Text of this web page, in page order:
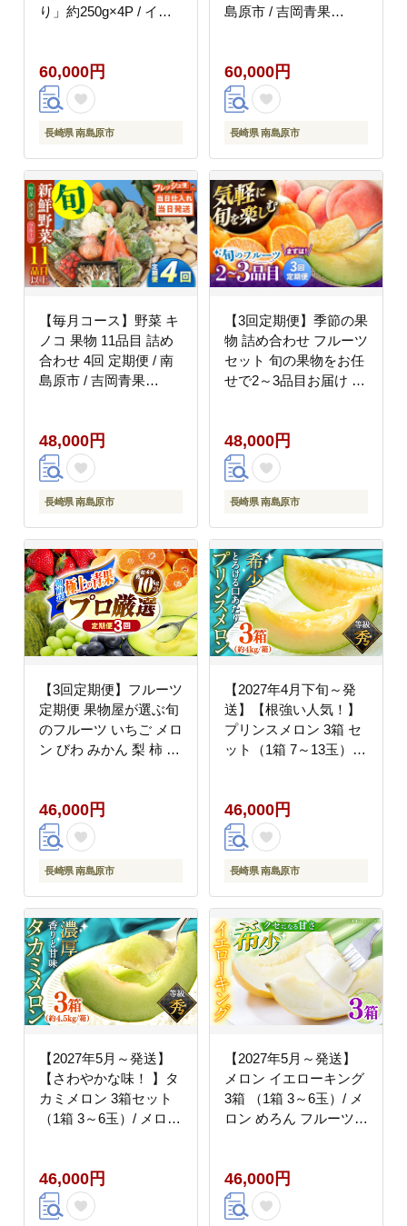
り」約250g×4P / イチ
[SFF003]
60,000円
長崎県 南島原市
島原市 / 吉岡青果
60,000円
長崎県 南島原市
【毎月コース】野菜 キ
ノコ 果物 11品目 詰め
合わせ 4回 定期便 / 南
島原市 / 吉岡青果
48,000円
長崎県 南島原市
【3回定期便】季節の果
物 詰め合わせ フルーツ
セット 旬の果物をお任
せで2～3品目お届け /
48,000円
長崎県 南島原市
【3回定期便】フルーツ
定期便 果物屋が選ぶ旬
のフルーツ いちご メロ
ン びわ みかん 梨 柿 な
ーツ 夏フルーツ 秋フル
ーツ 冬フルーツ / 南島
原市 / 贅沢宝庫
[SDZ024]
46,000円
長崎県 南島原市
【2027年4月下旬～発
送】【根強い人気！】
プリンスメロン 3箱 セ
ット（1箱 7～13玉） /
46,000円
長崎県 南島原市
【2027年5月～発送】
【さわやかな味！ 】タ
カミメロン 3箱セット
（1箱 3～6玉）/ メロン
46,000円
【2027年5月～発送】
メロン イエローキング
3箱 （1箱 3～6玉）/ メ
ロン めろん フルーツ
46,000円